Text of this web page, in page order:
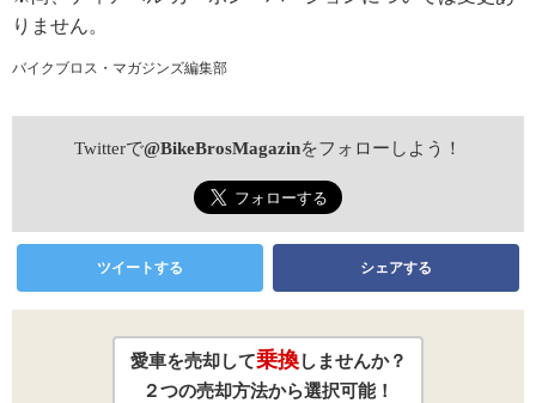
りません。
バイクブロス・マガジンズ編集部
Twitterで@BikeBrosMagazinをフォローしよう！
ツイートする シェアする
愛車を売却して乗換しませんか？
２つの売却方法から選択可能！